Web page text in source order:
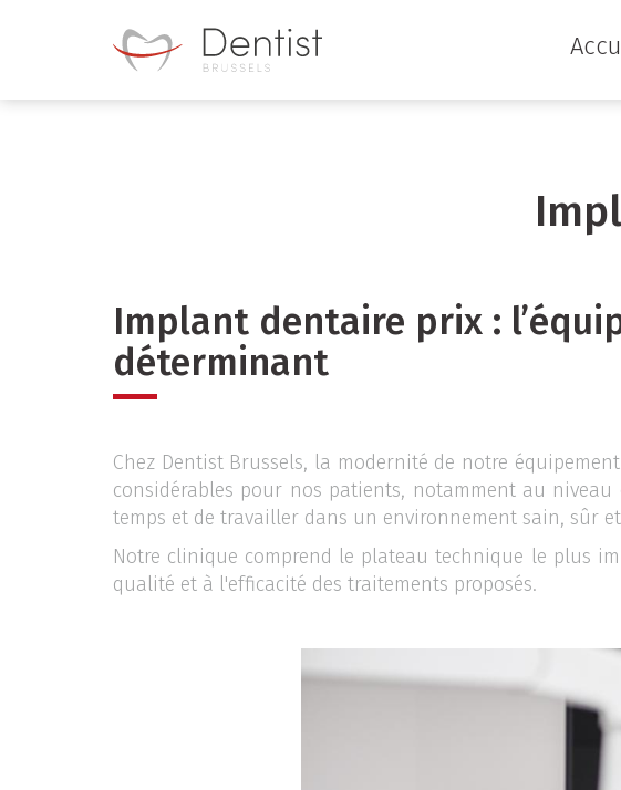
principal
Implant dentaire prix :
déterminant
Chez Dentist Brussels, la modernité de notre
considérables pour nos patients, notamment au
temps et de travailler dans un environnement sain, sûr
Notre clinique comprend le plateau technique le plus
qualité et à l'efficacité des traitements proposés.